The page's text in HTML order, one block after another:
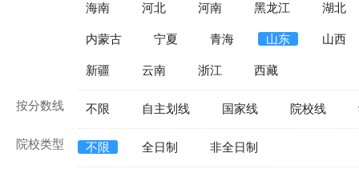
海南 河北 河南 黑龙江 湖北
内蒙古 宁夏 青海 山东 山西
新疆 云南 浙江 西藏
按分数线 不限 自主划线 国家线 院校线
院校类型 不限 全日制 非全日制